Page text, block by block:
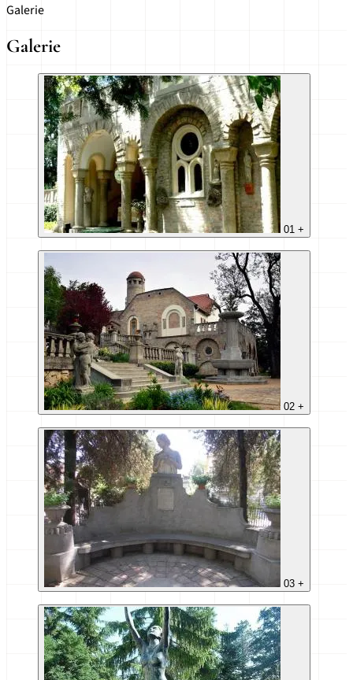
Galerie
Galerie
01 +
02 +
03 +